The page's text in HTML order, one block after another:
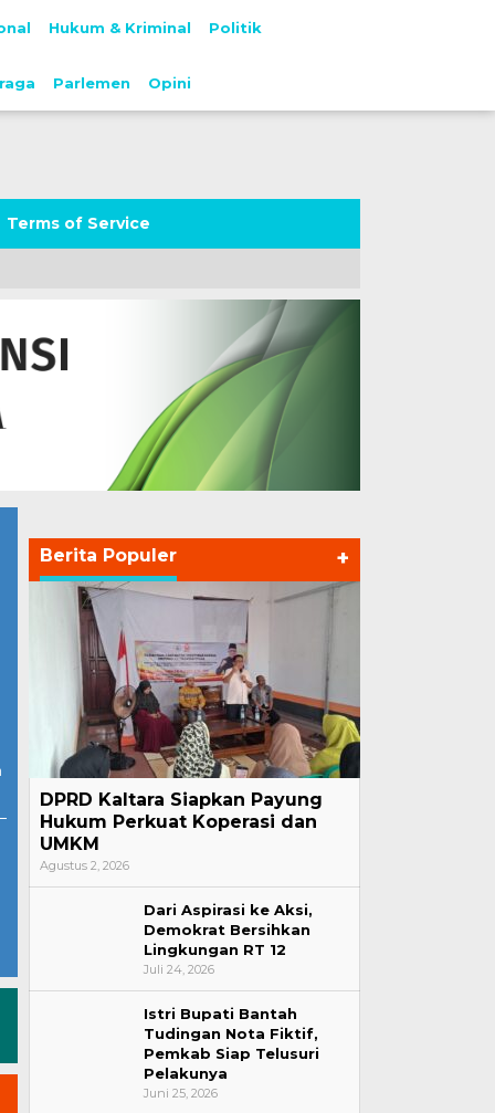
Hukum & Kriminal Politik
Parlemen Opini
Terms of Service
Berita Populer +
DPRD Kaltara Siapkan Payung
Hukum Perkuat Koperasi dan
UMKM
Agustus 2, 2026
Dari Aspirasi ke Aksi,
Demokrat Bersihkan
Lingkungan RT 12
Juli 24, 2026
Istri Bupati Bantah
Tudingan Nota Fiktif,
Pemkab Siap Telusuri
Pelakunya
Juni 25, 2026